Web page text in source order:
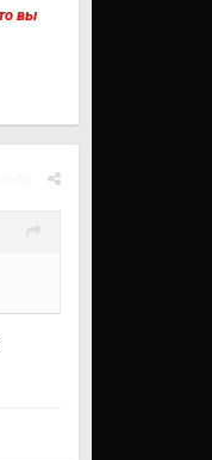
вы